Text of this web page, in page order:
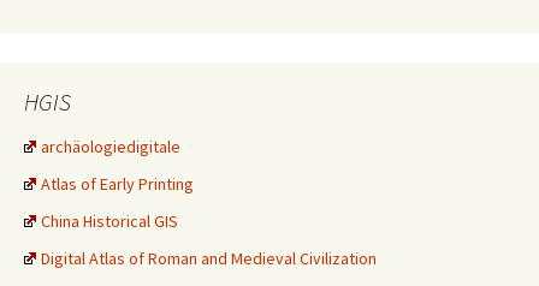
HGIS
archäologiedigitale
Atlas of Early Printing
China Historical GIS
Digital Atlas of Roman and Medieval Civilization